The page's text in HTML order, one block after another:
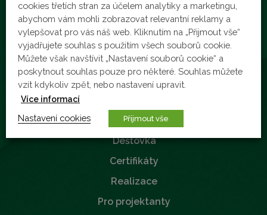
Dešťovka
Certifikáty
Realizace
Pro projektanty
cookies třetích stran za účelem analytiky a marketingu,
abychom vám mohli zobrazovat relevantní reklamy a
vylepšovat pro vás náš web. Kliknutím na „Přijmout vše“
vyjadřujete souhlas s použitím všech souborů cookie.
Můžete však navštívit „Nastavení souborů cookie“ a
poskytnout souhlas pouze pro některé. Souhlas můžete
vzít kdykoliv zpět, nebo nastavení upravit.
Více informací
Nastavení cookies Přijmout vše